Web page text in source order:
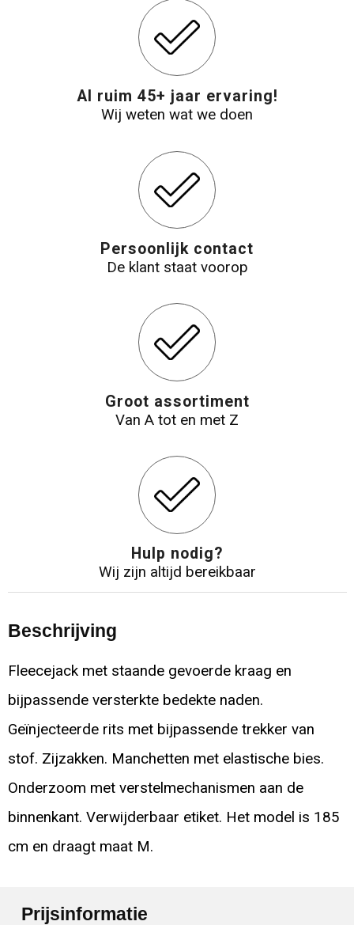
Al ruim 45+ jaar ervaring!
Wij weten wat we doen
Persoonlijk contact
De klant staat voorop
Groot assortiment
Van A tot en met Z
Hulp nodig?
Wij zijn altijd bereikbaar
Beschrijving
Fleecejack met staande gevoerde kraag en
bijpassende versterkte bedekte naden.
Geïnjecteerde rits met bijpassende trekker van
stof. Zijzakken. Manchetten met elastische bies.
Onderzoom met verstelmechanismen aan de
binnenkant. Verwijderbaar etiket. Het model is 185
cm en draagt maat M.
Prijsinformatie